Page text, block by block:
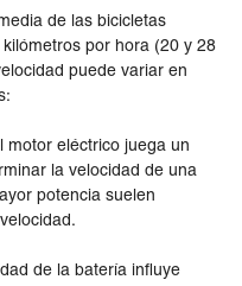
de las bicicletas
por hora (20 y 28
puede variar en
motor eléctrico juega un
la velocidad de una
potencia suelen
de la batería influye